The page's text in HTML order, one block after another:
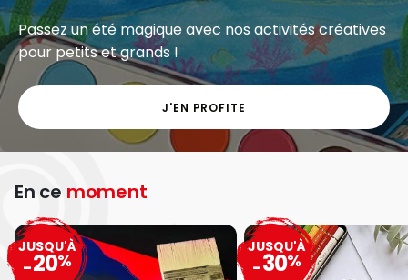
Passez un été magique avec nos activités créatives
pour petits et grands !
J'EN PROFITE
En ce moment
JUSQU'À
-20%
JUSQU'À
-30%